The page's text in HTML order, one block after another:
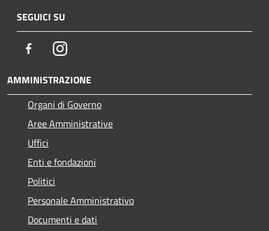
SEGUICI SU
FacebookInstagram
AMMINISTRAZIONE
Organi di Governo
Aree Amministrative
Uffici
Enti e fondazioni
Politici
Personale Amministrativo
Documenti e dati